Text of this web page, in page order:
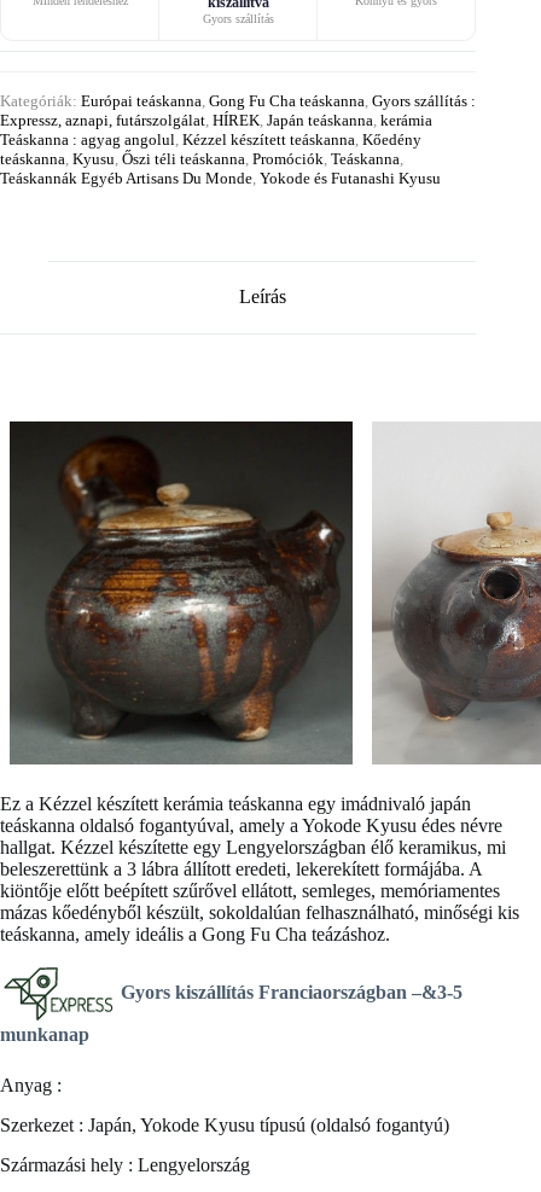
Gyors szállítás
Kategóriák: Európai teáskanna Gong Fu Cha teáskanna Gyors szállítás :
Expressz, aznapi, futárszolgálat HÍREK Japán teáskanna kerámia
Teáskanna : agyag angolul Kézzel készített teáskanna Kőedény
teáskanna Kyusu Őszi téli teáskanna Promóciók Teáskanna
Teáskannák Egyéb Artisans Du Monde Yokode és Futanashi Kyusu
Leírás
Ez a Kézzel készített kerámia teáskanna egy imádnivaló japán
teáskanna oldalsó fogantyúval, amely a Yokode Kyusu édes névre
hallgat. Kézzel készítette egy Lengyelországban élő keramikus, mi
beleszerettünk a 3 lábra állított eredeti, lekerekített formájába. A
kiöntője előtt beépített szűrővel ellátott, semleges, memóriamentes
mázas kőedényből készült, sokoldalúan felhasználható, minőségi kis
teáskanna, amely ideális a Gong Fu Cha teázáshoz.
Gyors kiszállítás Franciaországban –&3-5
munkanap
Anyag :
Szerkezet : Japán, Yokode Kyusu típusú (oldalsó fogantyú)
Származási hely : Lengyelország